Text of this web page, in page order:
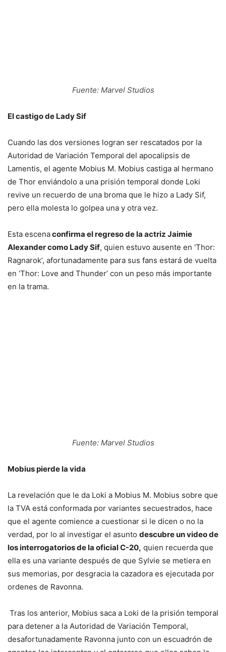
Fuente: Marvel Studios
El castigo de Lady Sif
Cuando las dos versiones logran ser rescatados por la
Autoridad de Variación Temporal del apocalipsis de
Lamentis, el agente Mobius M. Mobius castiga al hermano
de Thor enviándolo a una prisión temporal donde Loki
revive un recuerdo de una broma que le hizo a Lady Sif,
pero ella molesta lo golpea una y otra vez.
Esta escenaconfirma el regreso de la actriz Jaimie
Alexander como Lady Sif, quien estuvo ausente en ‘Thor:
Ragnarok’, afortunadamente para sus fans estará de vuelta
en ‘Thor: Love and Thunder’ con un peso más importante
en la trama.
Fuente: Marvel Studios
Mobius pierde la vida
La revelación que le da Loki a Mobius M. Mobius sobre que
la TVA está conformada por variantes secuestrados, hace
que el agente comience a cuestionar si le dicen o no la
verdad, por lo al investigar el asunto descubre un video de
los interrogatorios de la oficial C-20, quien recuerda que
ella es una variante después de que Sylvie se metiera en
sus memorias, por desgracia la cazadora es ejecutada por
ordenes de Ravonna.
Tras los anterior, Mobius saca a Loki de la prisión temporal
para detener a la Autoridad de Variación Temporal,
desafortunadamente Ravonna junto con un escuadrón de